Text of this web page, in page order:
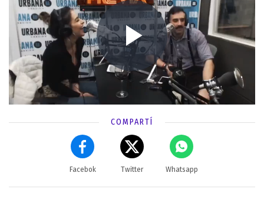
COMPARTÍ
Facebok Twitter Whatsapp